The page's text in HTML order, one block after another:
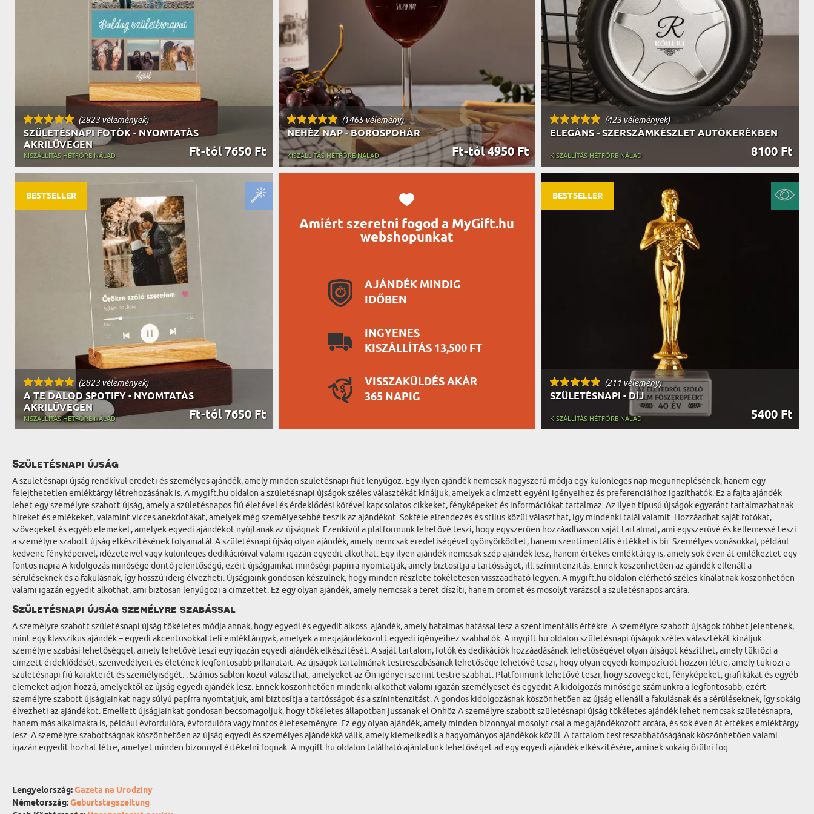
APÓSÉKNAK
UTAZÓNAK
BICIKLISTÁNAK
IDŐSEBBNEK
SPORTOLÓNAK
TŰZOLTÓNAK
FŐNÖKNEK
HORGÁSZNAK
VICCELŐDŐNEK
ÉLELMISZEREK
AZ AJÁNDÉK VONÁSAI
(2823 vélemények)
SZÜLETÉSNAPI FOTÓK - NYOMTATÁS
AKRILÜVEGEN
Ft-tól 7650 Ft
KISZÁLLÍTÁS HÉTFŐRE NÁLAD
(1465 vélemény)
NEHÉZ NAP - BOROSPOHÁR
Ft-tól 4950 Ft
KISZÁLLÍTÁS HÉTFŐRE NÁLAD
Amiért szeretni fogod a MyGift.hu
webshopunkat
AJÁNDÉK MINDIG
IDŐBEN
INGYENES
KISZÁLLÍTÁS 13,500 FT
VISSZAKÜLDÉS AKÁR
365 NAPIG
(423 vélemények)
ELEGÁNS - SZERSZÁMKÉSZLET AUTÓKERÉKBEN
8100 Ft
KISZÁLLÍTÁS HÉTFŐRE NÁLAD
(2823 vélemények)
A TE DALOD SPOTIFY - NYOMTATÁS
AKRILÜVEGEN
Ft-tól 7650 Ft
KISZÁLLÍTÁS HÉTFŐRE NÁLAD
BESTSELLER
(211 vélemény)
SZÜLETÉSNAPI - DÍJ
5400 Ft
KISZÁLLÍTÁS HÉTFŐRE NÁLAD
BESTSELLER
Születésnapi újság
A születésnapi újság rendkívül eredeti és személyes ajándék, amely minden születésnapi fiút lenyűgöz. Egy ilyen ajándék nemcsak nagyszerű módja egy különleges nap megünneplésének, hanem egy
felejthetetlen emléktárgy létrehozásának is. A mygift.hu oldalon a születésnapi újságok széles választékát kínáljuk, amelyek a címzett egyéni igényeihez és preferenciáihoz igazíthatók. Ez a fajta ajándék
lehet egy személyre szabott újság, amely a születésnapos fiú életével és érdeklődési körével kapcsolatos cikkeket, fényképeket és információkat tartalmaz. Az ilyen típusú újságok egyaránt tartalmazhatnak
híreket és emlékeket, valamint vicces anekdotákat, amelyek még személyesebbé teszik az ajándékot. Sokféle elrendezés és stílus közül választhat, így mindenki talál valamit. Hozzáadhat saját fotókat,
szövegeket és egyéb elemeket, amelyek egyedi ajándékot nyújtanak az újságnak. Ezenkívül a platformunk lehetővé teszi, hogy egyszerűen hozzáadhasson saját tartalmat, ami egyszerűvé és kellemessé teszi
a személyre szabott újság elkészítésének folyamatát A születésnapi újság olyan ajándék, amely nemcsak eredetiségével gyönyörködtet, hanem szentimentális értékkel is bír. Személyes vonásokkal, például
kedvenc fényképeivel, idézeteivel vagy különleges dedikációival valami igazán egyedit alkothat. Egy ilyen ajándék nemcsak szép ajándék lesz, hanem értékes emléktárgy is, amely sok éven át emlékeztet egy
fontos napra A kidolgozás minősége döntő jelentőségű, ezért újságjainkat minőségi papírra nyomtatják, amely biztosítja a tartósságot, ill. színintenzitás. Ennek köszönhetően az ajándék ellenáll a
sérüléseknek és a fakulásnak, így hosszú ideig élvezheti. Újságjaink gondosan készülnek, hogy minden részlete tökéletesen visszaadható legyen. A mygift.hu oldalon elérhető széles kínálatnak köszönhetően
valami igazán egyedit alkothat, ami biztosan lenyűgözi a címzettet. Ez egy olyan ajándék, amely nemcsak a teret díszíti, hanem örömet és mosolyt varázsol a születésnapos arcára.
Születésnapi újság személyre szabással
A személyre szabott születésnapi újság tökéletes módja annak, hogy egyedi és egyedit alkoss. ajándék, amely hatalmas hatással lesz a szentimentális értékre. A személyre szabott újságok többet jelentenek,
mint egy klasszikus ajándék – egyedi akcentusokkal teli emléktárgyak, amelyek a megajándékozott egyedi igényeihez szabhatók. A mygift.hu oldalon születésnapi újságok széles választékát kínáljuk
személyre szabási lehetőséggel, amely lehetővé teszi egy igazán egyedi ajándék elkészítését. A saját tartalom, fotók és dedikációk hozzáadásának lehetőségével olyan újságot készíthet, amely tükrözi a
címzett érdeklődését, szenvedélyeit és életének legfontosabb pillanatait. Az újságok tartalmának testreszabásának lehetősége lehetővé teszi, hogy olyan egyedi kompozíciót hozzon létre, amely tükrözi a
születésnapi fiú karakterét és személyiségét. . Számos sablon közül választhat, amelyeket az Ön igényei szerint testre szabhat. Platformunk lehetővé teszi, hogy szövegeket, fényképeket, grafikákat és egyéb
elemeket adjon hozzá, amelyektől az újság egyedi ajándék lesz. Ennek köszönhetően mindenki alkothat valami igazán személyeset és egyedit A kidolgozás minősége számunkra a legfontosabb, ezért
személyre szabott újságjainkat nagy súlyú papírra nyomtatjuk, ami biztosítja a tartósságot és a színintenzitást. A gondos kidolgozásnak köszönhetően az újság ellenáll a fakulásnak és a sérüléseknek, így sokáig
élvezheti az ajándékot. Emellett újságjainkat gondosan becsomagoljuk, hogy tökéletes állapotban jussanak el Önhöz A személyre szabott születésnapi újság tökéletes ajándék lehet nemcsak születésnapra,
hanem más alkalmakra is, például évfordulóra, évfordulóra vagy fontos életeseményre. Ez egy olyan ajándék, amely minden bizonnyal mosolyt csal a megajándékozott arcára, és sok éven át értékes emléktárgy
lesz. A személyre szabottságnak köszönhetően az újság egyedi és személyes ajándékká válik, amely kiemelkedik a hagyományos ajándékok közül. A tartalom testreszabhatóságának köszönhetően valami
igazán egyedit hozhat létre, amelyet minden bizonnyal értékelni fognak. A mygift.hu oldalon található ajánlatunk lehetőséget ad egy egyedi ajándék elkészítésére, aminek sokáig örülni fog.
Lengyelország:Gazeta na Urodziny
Németország:Geburtstagszeitung